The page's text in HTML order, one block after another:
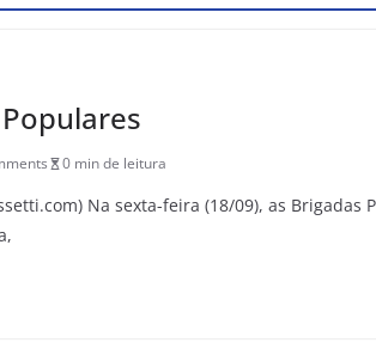
0 min de leitura
Na sexta-feira (18/09), as Brigadas